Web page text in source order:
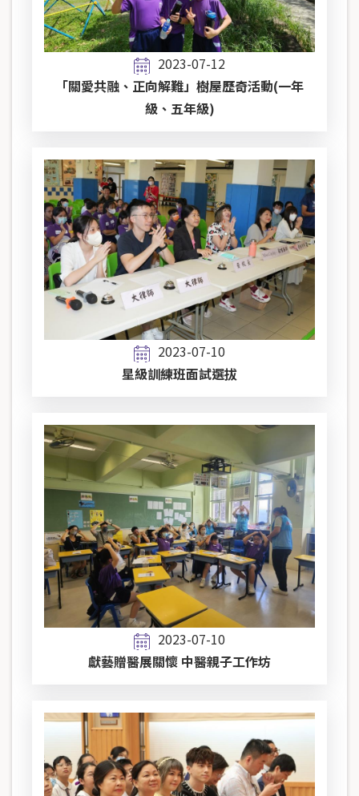
2023-07-12
「關愛共融、正向解難」樹屋歷奇活動(一年
級、五年級)
2023-07-10
星級訓練班面試選拔
2023-07-10
獻藝贈醫展關懷 中醫親子工作坊